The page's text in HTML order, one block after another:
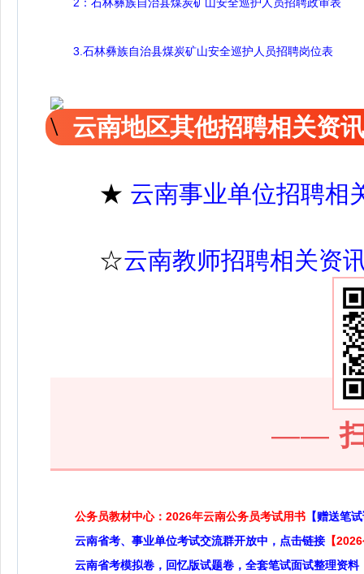
3.石林彝族自治县煤炭矿山安全巡护人员招聘岗位表
云南地区其他招聘相关资
★ 云南事业单位招聘相
☆云南教师招聘相关资
——
公务员教材中心：2026年云南公务员考试用书 【赠送笔
云南省考、事业单位考试交流群开放中，点击链接 【
云南省考模拟卷，回忆版试题卷，全套笔试面试整理资料